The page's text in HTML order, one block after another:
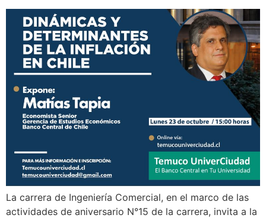
La carrera de Ingeniería Comercial, en el marco de las
actividades de aniversario N°15 de la carrera, invita a la